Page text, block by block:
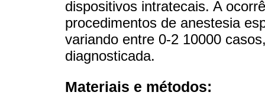
dispositivos intratecais. A
procedimentos de anestesia
variando entre 0-2 10000
diagnosticada.
Materiais e métodos: